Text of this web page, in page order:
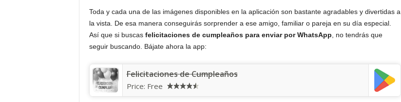
Toda y cada una de las imágenes disponibles en la aplicación son bastante agradables y divertidas a
la vista. De esa manera conseguirás sorprender a ese amigo, familiar o pareja en su día especial.
Así que si buscas felicitaciones de cumpleaños para enviar por WhatsApp, no tendrás que
seguir buscando. Bájate ahora la app:
Felicitaciones de Cumpleaños
Price: Free